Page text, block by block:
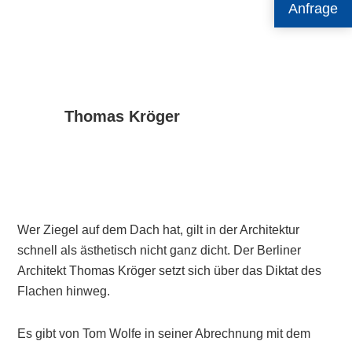
Anfrage
Thomas Kröger
Wer Ziegel auf dem Dach hat, gilt in der Architektur
schnell als ästhetisch nicht ganz dicht. Der Berliner
Architekt Thomas Kröger setzt sich über das Diktat des
Flachen hinweg.
Es gibt von Tom Wolfe in seiner Abrechnung mit dem